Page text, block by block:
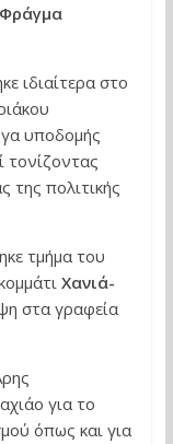
ιδιαίτερα στο
υποδομής
τονίζοντας
της πολιτικής
τμήμα του
Χανιά-
στα γραφεία
για το
όπως και για